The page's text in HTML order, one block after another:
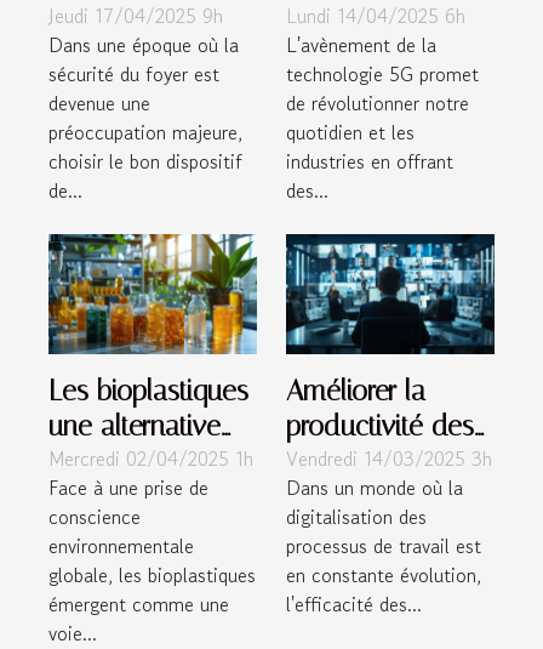
des dispositifs de
surveillance à
domicile
Jeudi 17/04/2025 9h
Dans une époque où la
sécurité du foyer est
devenue une
préoccupation majeure,
choisir le bon dispositif
de...
quotidienne et les
industries dans
les années à
venir
Lundi 14/04/2025 6h
L'avènement de la
technologie 5G promet
de révolutionner notre
quotidien et les
industries en offrant
des...
Les bioplastiques
une alternative
durable aux
plastiques
traditionnels
Mercredi 02/04/2025 1h
Face à une prise de
conscience
environnementale
globale, les bioplastiques
émergent comme une
voie...
Améliorer la
productivité des
réunions en ligne
grâce à des
outils innovants
Vendredi 14/03/2025 3h
Dans un monde où la
digitalisation des
processus de travail est
en constante évolution,
l'efficacité des...